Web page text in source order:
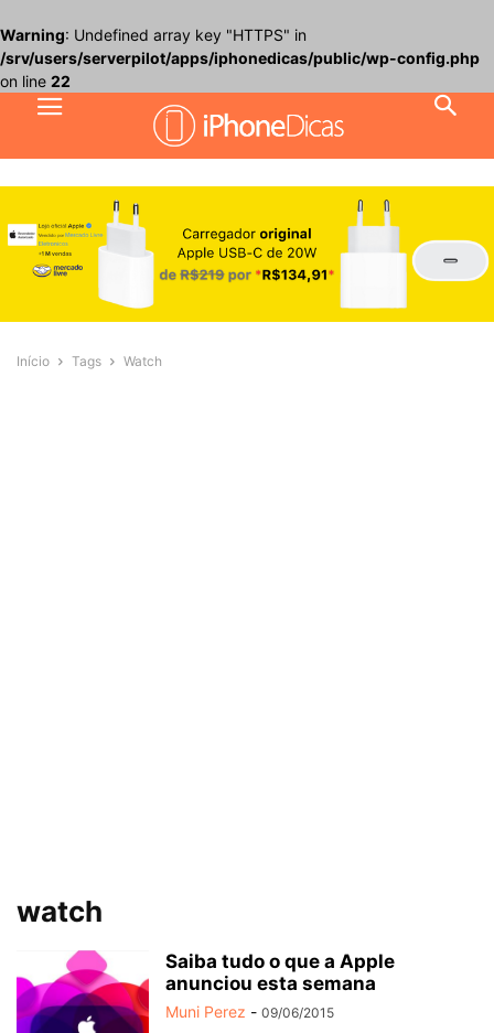
Warning: Undefined array key "HTTPS" in
/srv/users/serverpilot/apps/iphonedicas/public/wp-config.php
on line 22
Início Tags Watch
watch
Saiba tudo o que a Apple
anunciou esta semana
Muni Perez - 09/06/2015